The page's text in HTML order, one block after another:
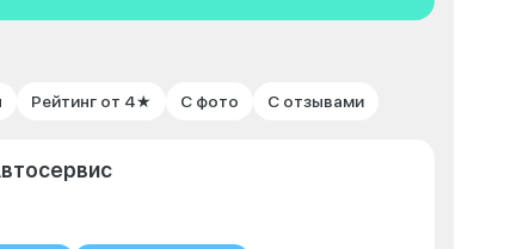
Рейтинг от 4★ С фото С отзывами